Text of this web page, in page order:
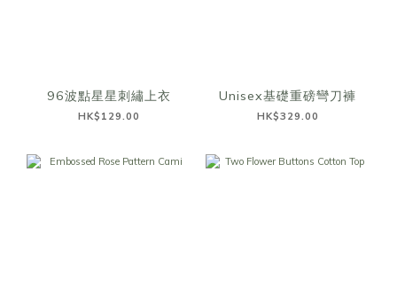
96波點星星刺繡上衣
HK$129.00
Unisex基礎重磅彎刀褲
HK$329.00